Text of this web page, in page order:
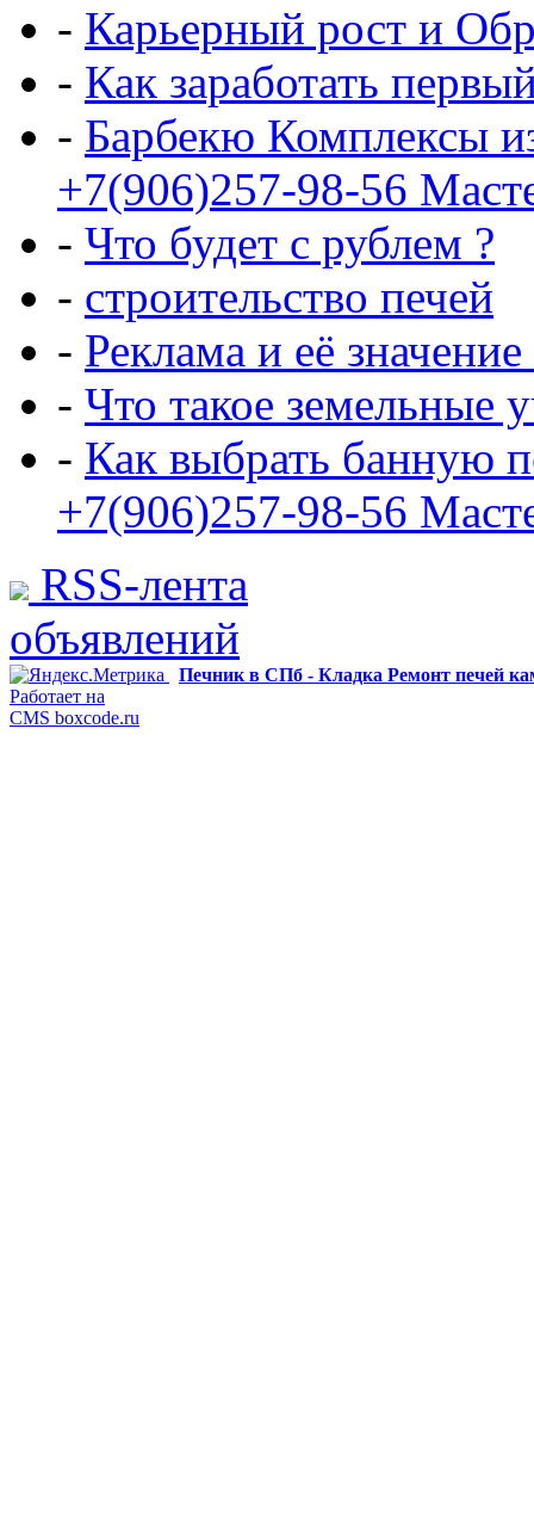
- Карьерный рост и
- Как заработать
- Барбекю Комплексы
+7(906)257-98-56
- Что будет с рублем ?
- строительство печей
- Реклама и её
- Что такое земельные
- Как выбрать банную
+7(906)257-98-56
RSS-лента
объявлений
Печник в СПб - Кладка Ремонт печей
Работает на
CMS boxcode.ru